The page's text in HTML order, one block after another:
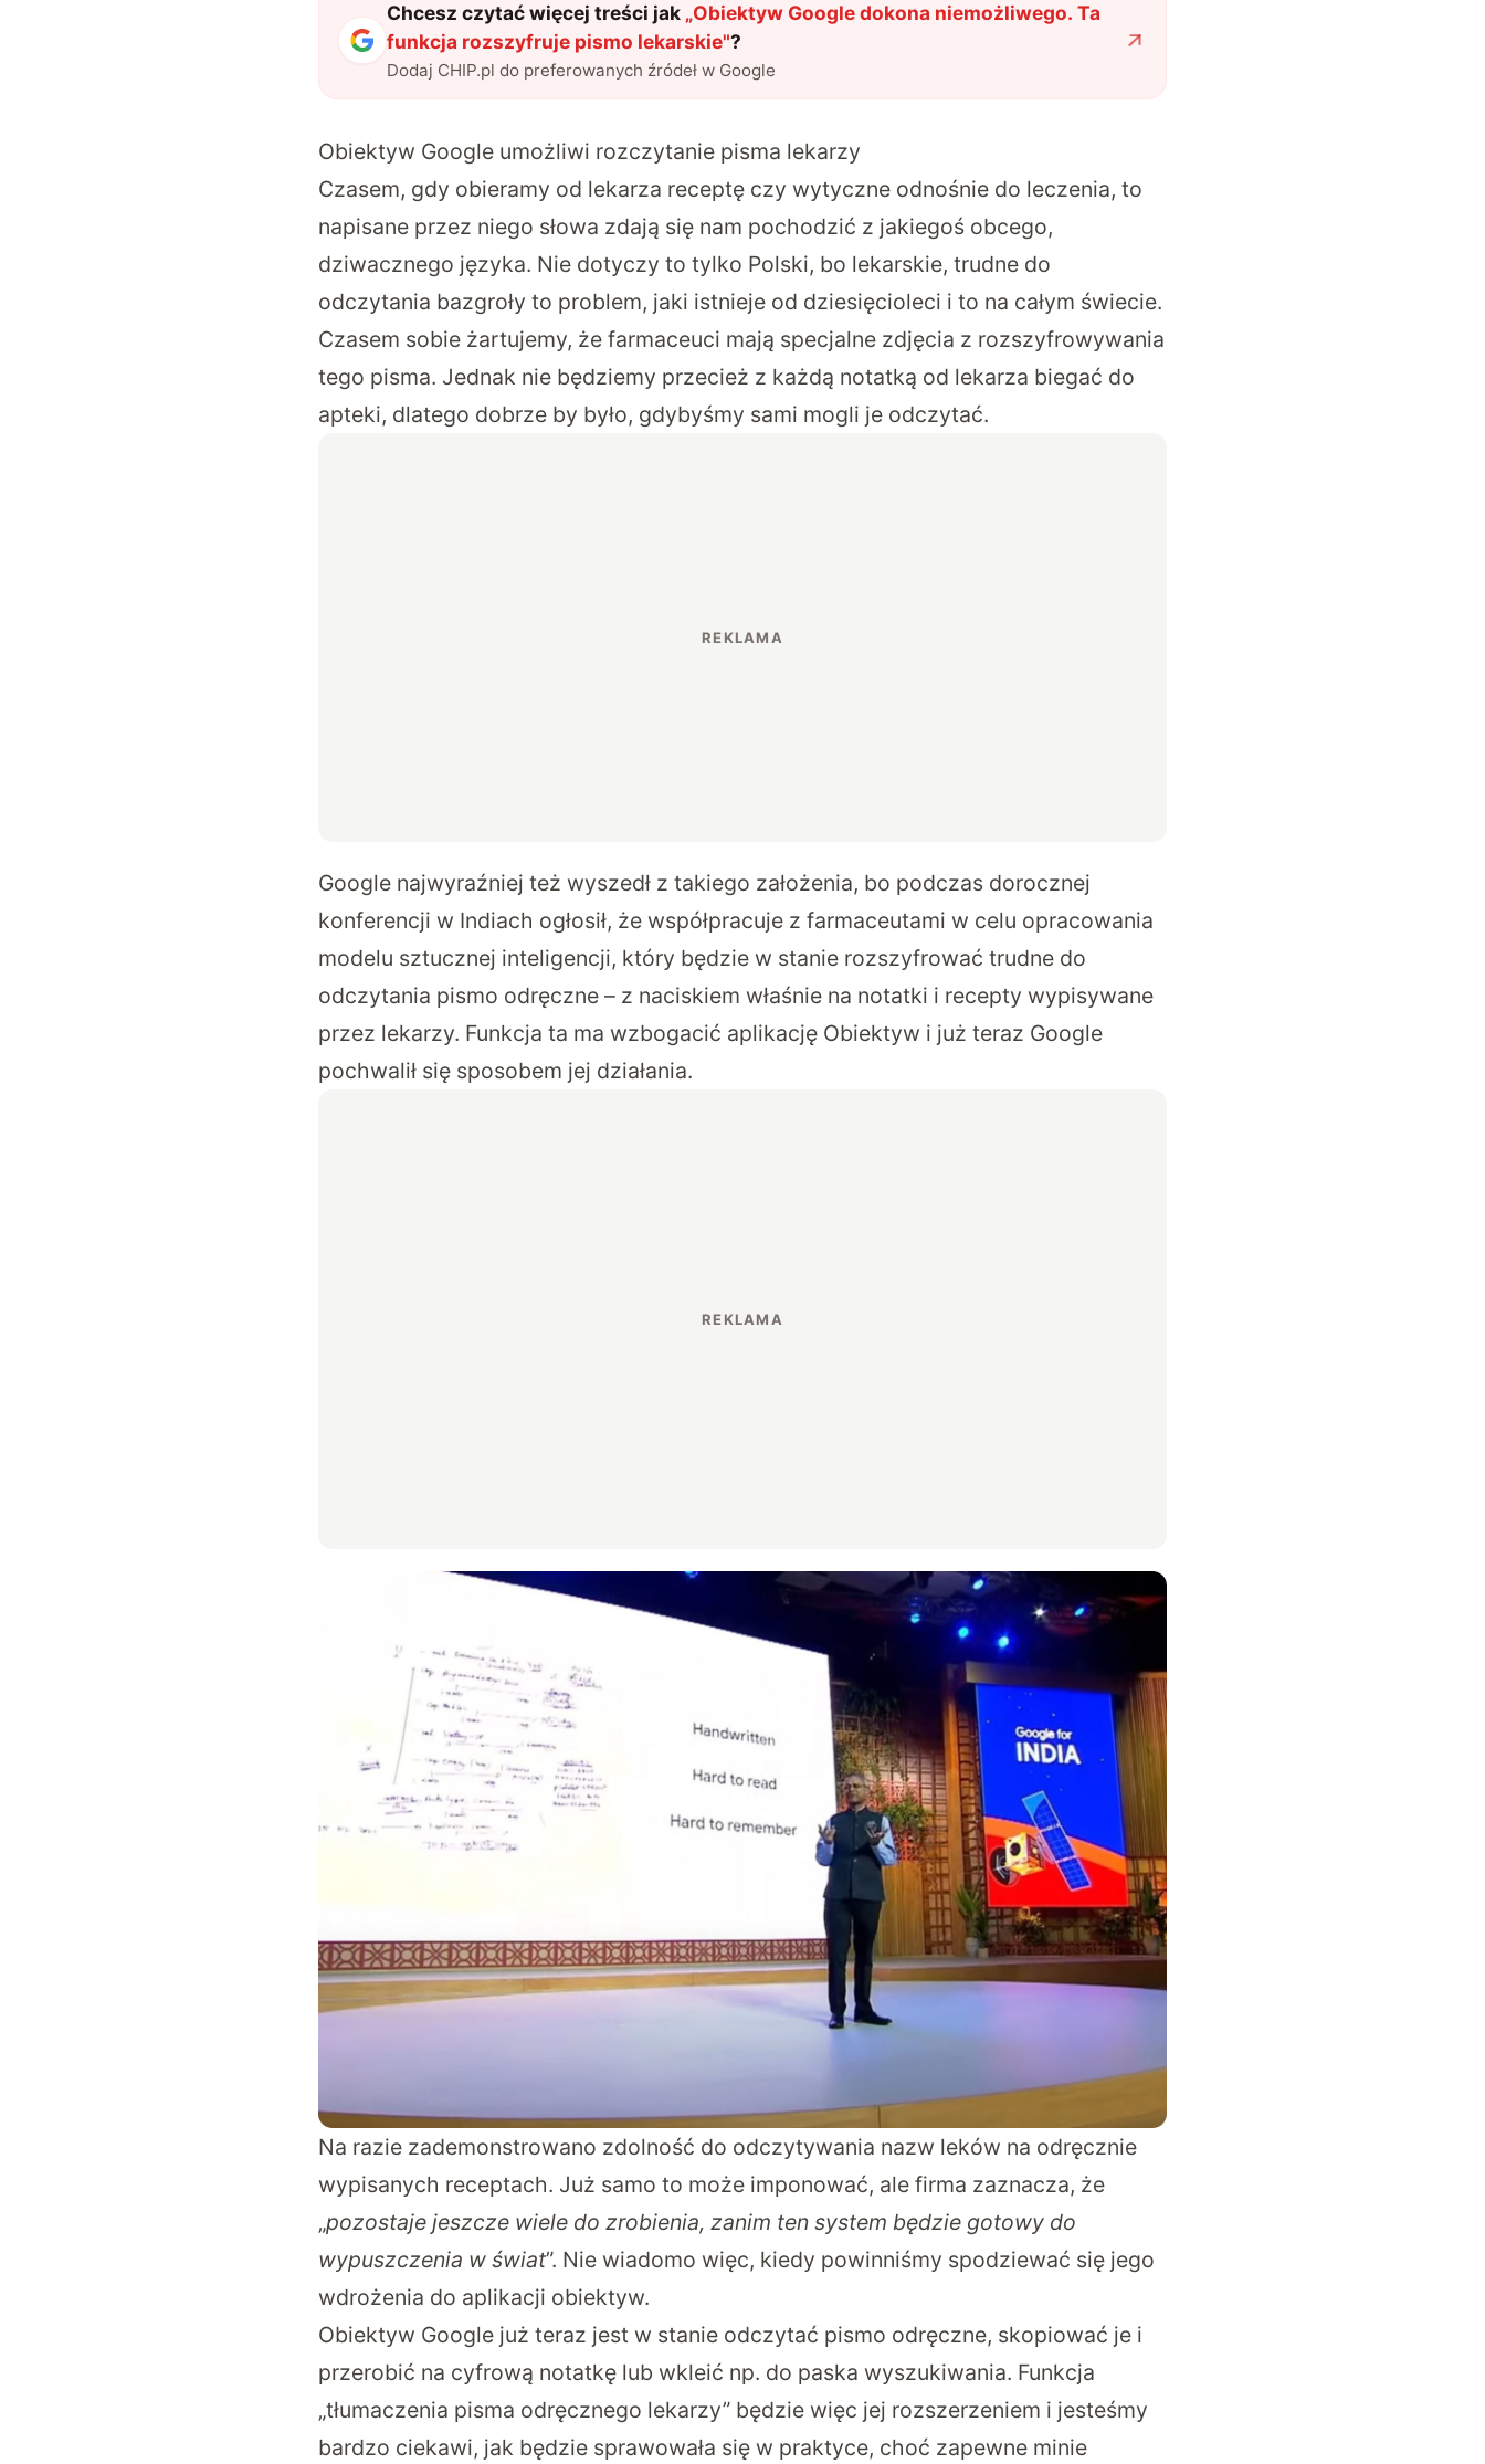
Chcesz czytać więcej treści jak „Obiektyw Google dokona niemożliwego. Ta
funkcja rozszyfruje pismo lekarskie"?
Dodaj CHIP.pl do preferowanych źródeł w Google
Obiektyw Google umożliwi rozczytanie pisma lekarzy
Czasem, gdy obieramy od lekarza receptę czy wytyczne odnośnie do leczenia, to
napisane przez niego słowa zdają się nam pochodzić z jakiegoś obcego,
dziwacznego języka. Nie dotyczy to tylko Polski, bo lekarskie, trudne do
odczytania bazgroły to problem, jaki istnieje od dziesięcioleci i to na całym świecie.
Czasem sobie żartujemy, że farmaceuci mają specjalne zdjęcia z rozszyfrowywania
tego pisma. Jednak nie będziemy przecież z każdą notatką od lekarza biegać do
apteki, dlatego dobrze by było, gdybyśmy sami mogli je odczytać.
Google najwyraźniej też wyszedł z takiego założenia, bo podczas dorocznej
konferencji w Indiach ogłosił, że współpracuje z farmaceutami w celu opracowania
modelu sztucznej inteligencji, który będzie w stanie rozszyfrować trudne do
odczytania pismo odręczne – z naciskiem właśnie na notatki i recepty wypisywane
przez lekarzy. Funkcja ta ma wzbogacić aplikację Obiektyw i już teraz Google
pochwalił się sposobem jej działania.
Na razie zademonstrowano zdolność do odczytywania nazw leków na odręcznie
wypisanych receptach. Już samo to może imponować, ale firma zaznacza, że
„pozostaje jeszcze wiele do zrobienia, zanim ten system będzie gotowy do
wypuszczenia w świat”. Nie wiadomo więc, kiedy powinniśmy spodziewać się jego
wdrożenia do aplikacji obiektyw.
Obiektyw Google już teraz jest w stanie odczytać pismo odręczne, skopiować je i
przerobić na cyfrową notatkę lub wkleić np. do paska wyszukiwania. Funkcja
„tłumaczenia pisma odręcznego lekarzy” będzie więc jej rozszerzeniem i jesteśmy
bardzo ciekawi, jak będzie sprawowała się w praktyce, choć zapewne minie